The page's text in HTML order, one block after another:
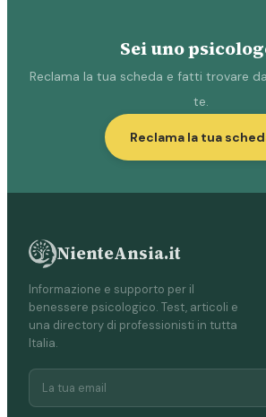
Sei uno
Reclama la tua scheda e fatti trovare
te.
Reclama la tua
NienteAnsia.it
Informazione e supporto per il
benessere psicologico. Test, articoli e
una directory di professionisti in tutta
Italia.